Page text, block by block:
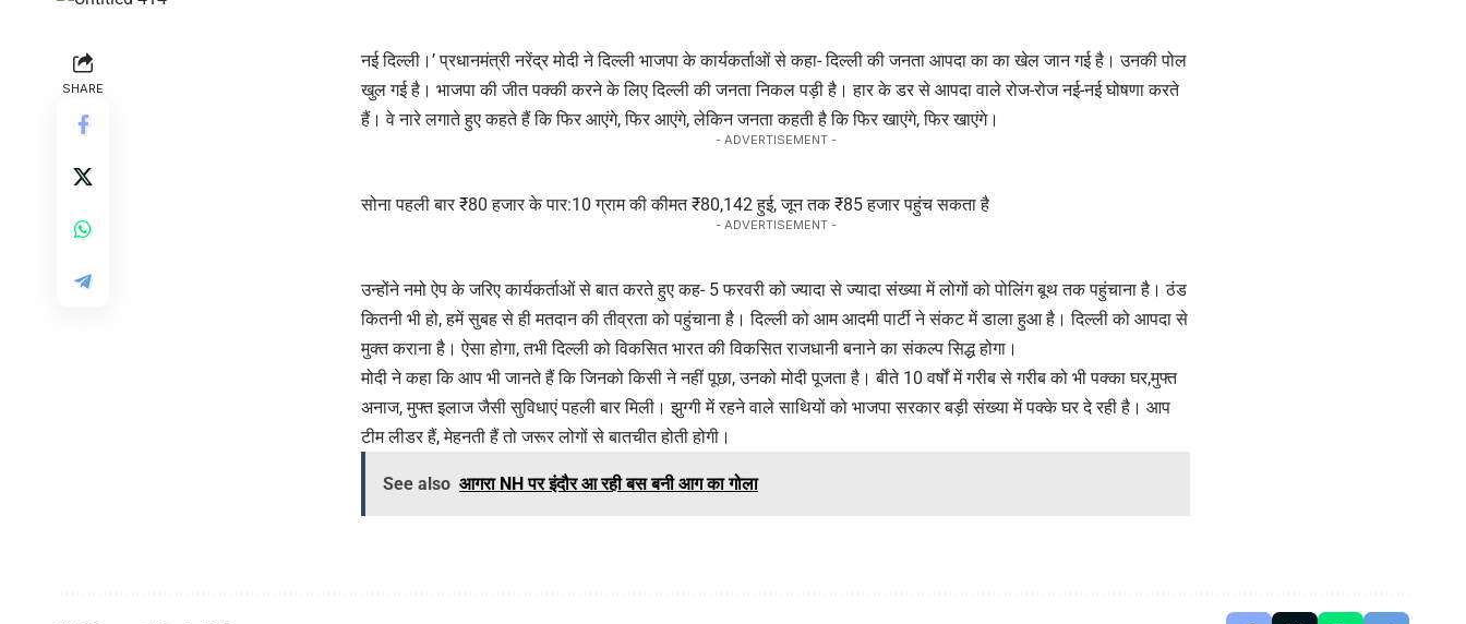
SHARE
नई दिल्ली।’प्रधानमंत्री नरेंद्र मोदी ने दिल्ली भाजपा के कार्यकर्ताओं से कहा- दिल्ली की जनता आपदा का का खेल जान गई है। उनकी पोल
खुल गई है। भाजपा की जीत पक्की करने के लिए दिल्ली की जनता निकल पड़ी है। हार के डर से आपदा वाले रोज-रोज नई-नई घोषणा करते
हैं। वे नारे लगाते हुए कहते हैं कि फिर आएंगे, फिर आएंगे, लेकिन जनता कहती है कि फिर खाएंगे, फिर खाएंगे।
- ADVERTISEMENT -
सोना पहली बार ₹80 हजार के पार:10 ग्राम की कीमत ₹80,142 हुई, जून तक ₹85 हजार पहुंच सकता है
- ADVERTISEMENT -
उन्होंने नमो ऐप के जरिए कार्यकर्ताओं से बात करते हुए कह- 5 फरवरी को ज्यादा से ज्यादा संख्या में लोगों को पोलिंग बूथ तक पहुंचाना है। ठंड
कितनी भी हो, हमें सुबह से ही मतदान की तीव्रता को पहुंचाना है। दिल्ली को आम आदमी पार्टी ने संकट में डाला हुआ है। दिल्ली को आपदा से
मुक्त कराना है। ऐसा होगा, तभी दिल्ली को विकसित भारत की विकसित राजधानी बनाने का संकल्प सिद्ध होगा।
मोदी ने कहा कि आप भी जानते हैं कि जिनको किसी ने नहीं पूछा, उनको मोदी पूजता है। बीते 10 वर्षों में गरीब से गरीब को भी पक्का घर,मुफ्त
अनाज, मुफ्त इलाज जैसी सुविधाएं पहली बार मिली। झुग्गी में रहने वाले साथियों को भाजपा सरकार बड़ी संख्या में पक्के घर दे रही है। आप
टीम लीडर हैं, मेहनती हैं तो जरूर लोगों से बातचीत होती होगी।
See also आगरा NH पर इंदौर आ रही बस बनी आग का गोला